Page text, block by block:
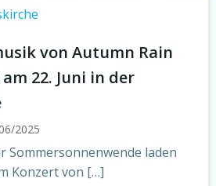
von Autumn Rain
22. Juni in der
2025
Sommersonnenwende laden
Konzert von […]